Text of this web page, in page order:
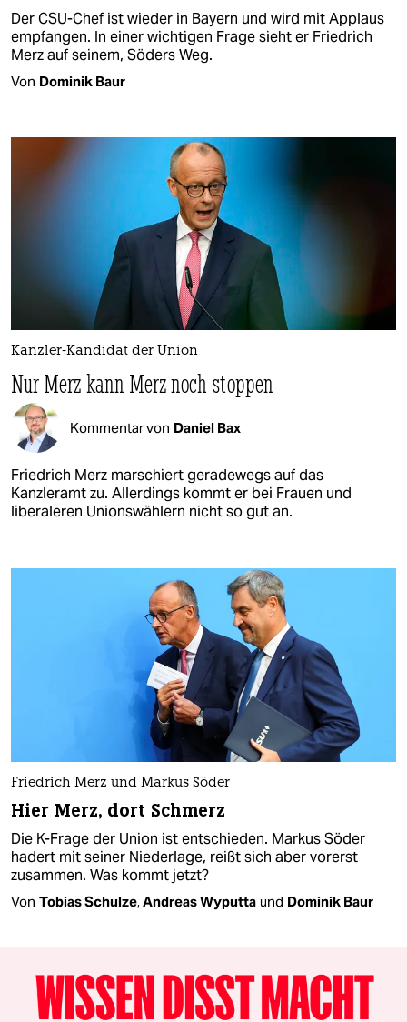
Der CSU-Chef ist wieder in Bayern und wird mit Applaus
empfangen. In einer wichtigen Frage sieht er Friedrich
Merz auf seinem, Söders Weg.
Von Dominik Baur
Kanzler-Kandidat der Union
Nur Merz kann Merz noch stoppen
Kommentar von Daniel Bax
Friedrich Merz marschiert geradewegs auf das
Kanzleramt zu. Allerdings kommt er bei Frauen und
liberaleren Unionswählern nicht so gut an.
Friedrich Merz und Markus Söder
Hier Merz, dort Schmerz
Die K-Frage der Union ist entschieden. Markus Söder
hadert mit seiner Niederlage, reißt sich aber vorerst
zusammen. Was kommt jetzt?
Von Tobias Schulze,Andreas Wyputta und Dominik Baur